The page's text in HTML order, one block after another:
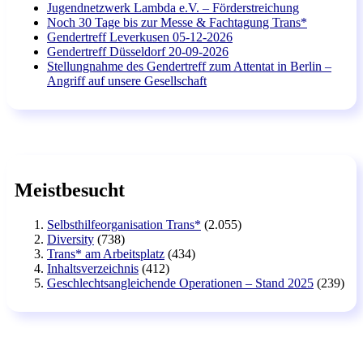
Jugendnetzwerk Lambda e.V. – Förderstreichung
Noch 30 Tage bis zur Messe & Fachtagung Trans*
Gendertreff Leverkusen 05-12-2026
Gendertreff Düsseldorf 20-09-2026
Stellungnahme des Gendertreff zum Attentat in Berlin –
Angriff auf unsere Gesellschaft
Meistbesucht
Selbsthilfeorganisation Trans* (2.055)
Diversity (738)
Trans* am Arbeitsplatz (434)
Inhaltsverzeichnis (412)
Geschlechtsangleichende Operationen – Stand 2025 (239)